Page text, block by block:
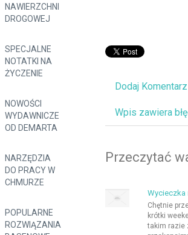
NAWIERZCHNI
DROGOWEJ
SPECJALNE
NOTATKI NA
ŻYCZENIE
NOWOŚCI
WYDAWNICZE
OD DEMARTA
NARZĘDZIA
DO PRACY W
CHMURZE
POPULARNE
ROZWIĄZANIA
Dodaj Komentarz
Wpis zawiera
Przeczytać
Wycieczka
Chętnie
krótki
takim razie